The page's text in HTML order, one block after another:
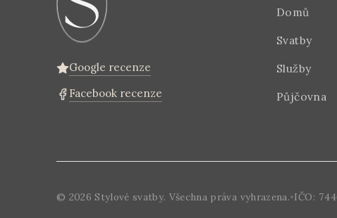
Google recenze
Facebook recenze
Domů
Svatby
Služby
Půjčovna
© 2026 Stylové svatby. Všechna práva vyhrazena.•IČO: